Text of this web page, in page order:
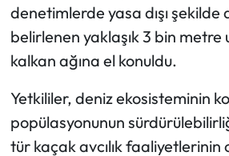
denetimlerde yasa dışı şekilde
belirlenen yaklaşık 3 bin metre
kalkan ağına el konuldu.
Yetkililer, deniz ekosisteminin
popülasyonunun
tür kaçak avcılık faaliyetlerinin